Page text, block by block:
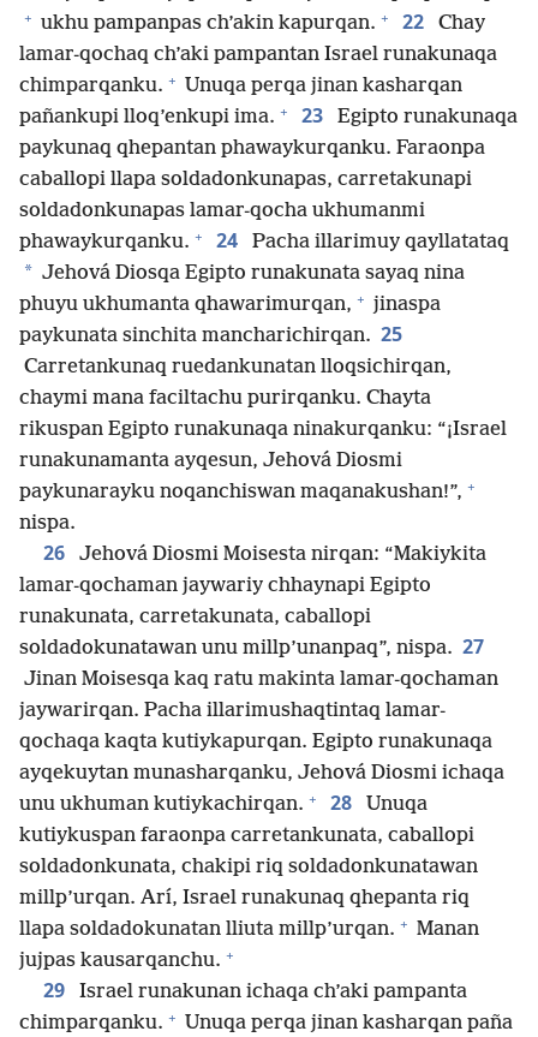
+ ukhu pampanpas ch’akin kapurqan. + 22
Chay
lamar-qochaq ch’aki pampantan Israel runakunaqa
chimparqanku. + Unuqa perqa jinan kasharqan
pañankupi lloq’enkupi ima. + 23
Egipto runakunaqa
paykunaq qhepantan phawaykurqanku. Faraonpa
caballopi llapa soldadonkunapas, carretakunapi
soldadonkunapas lamar-qocha ukhumanmi
phawaykurqanku. + 24 Pacha illarimuy qayllatataq
* Jehová Diosqa Egipto runakunata sayaq nina
phuyu ukhumanta qhawarimurqan, + jinaspa
paykunata sinchita mancharichirqan. 25
Carretankunaq ruedankunatan lloqsichirqan,
chaymi mana faciltachu purirqanku. Chayta
rikuspan Egipto runakunaqa ninakurqanku: “¡Israel
runakunamanta ayqesun, Jehová Diosmi
paykunarayku noqanchiswan maqanakushan!”, +
nispa.
26
Jehová Diosmi Moisesta nirqan: “Makiykita
lamar-qochaman jaywariy chhaynapi Egipto
runakunata, carretakunata, caballopi
soldadokunatawan unu millp’unanpaq”, nispa. 27
Jinan Moisesqa kaq ratu makinta lamar-qochaman
jaywarirqan. Pacha illarimushaqtintaq lamar-
qochaqa kaqta kutiykapurqan. Egipto runakunaqa
ayqekuytan munasharqanku, Jehová Diosmi ichaqa
unu ukhuman kutiykachirqan. + 28
Unuqa
kutiykuspan faraonpa carretankunata, caballopi
soldadonkunata, chakipi riq soldadonkunatawan
millp’urqan. Arí, Israel runakunaq qhepanta riq
llapa soldadokunatan lliuta millp’urqan. + Manan
jujpas kausarqanchu. +
29
Israel runakunan ichaqa ch’aki pampanta
chimparqanku. + Unuqa perqa jinan kasharqan paña